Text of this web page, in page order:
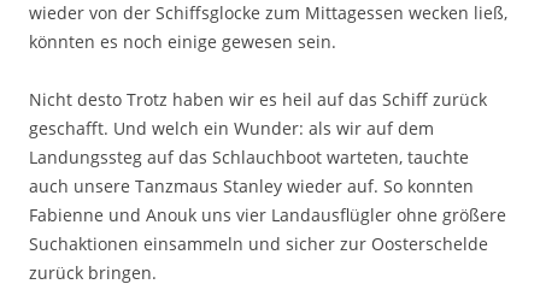
wieder von der Schiffsglocke zum Mittagessen wecken ließ,
könnten es noch einige gewesen sein.
Nicht desto Trotz haben wir es heil auf das Schiff zurück
geschafft. Und welch ein Wunder: als wir auf dem
Landungssteg auf das Schlauchboot warteten, tauchte
auch unsere Tanzmaus Stanley wieder auf. So konnten
Fabienne und Anouk uns vier Landausflügler ohne größere
Suchaktionen einsammeln und sicher zur Oosterschelde
zurück bringen.